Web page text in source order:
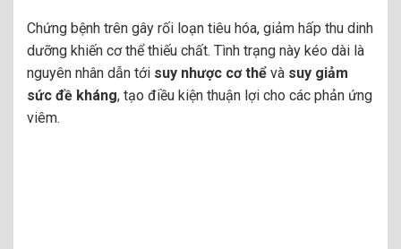
Chứng bệnh trên gây rối loạn tiêu hóa, giảm hấp thu dinh
dưỡng khiến cơ thể thiếu chất. Tình trạng này kéo dài là
nguyên nhân dẫn tới suy nhược cơ thể và suy giảm
sức đề kháng, tạo điều kiện thuận lợi cho các phản ứng
viêm.